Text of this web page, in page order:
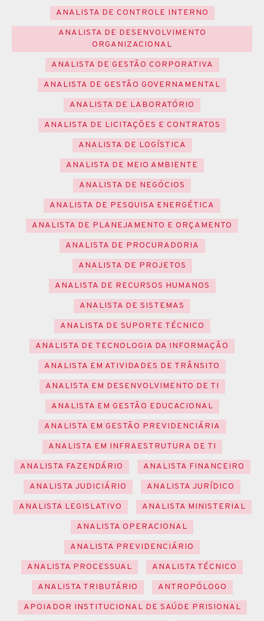
ANALISTA DE CONTROLE INTERNO
ANALISTA DE DESENVOLVIMENTO
ORGANIZACIONAL
ANALISTA DE GESTÃO CORPORATIVA
ANALISTA DE GESTÃO GOVERNAMENTAL
ANALISTA DE LABORATÓRIO
ANALISTA DE LICITAÇÕES E CONTRATOS
ANALISTA DE LOGÍSTICA
ANALISTA DE MEIO AMBIENTE
ANALISTA DE NEGÓCIOS
ANALISTA DE PESQUISA ENERGÉTICA
ANALISTA DE PLANEJAMENTO E ORÇAMENTO
ANALISTA DE PROCURADORIA
ANALISTA DE PROJETOS
ANALISTA DE RECURSOS HUMANOS
ANALISTA DE SISTEMAS
ANALISTA DE SUPORTE TÉCNICO
ANALISTA DE TECNOLOGIA DA INFORMAÇÃO
ANALISTA EM ATIVIDADES DE TRÂNSITO
ANALISTA EM DESENVOLVIMENTO DE TI
ANALISTA EM GESTÃO EDUCACIONAL
ANALISTA EM GESTÃO PREVIDENCIÁRIA
ANALISTA EM INFRAESTRUTURA DE TI
ANALISTA FAZENDÁRIO
ANALISTA FINANCEIRO
ANALISTA JUDICIÁRIO
ANALISTA JURÍDICO
ANALISTA LEGISLATIVO
ANALISTA MINISTERIAL
ANALISTA OPERACIONAL
ANALISTA PREVIDENCIÁRIO
ANALISTA PROCESSUAL
ANALISTA TÉCNICO
ANALISTA TRIBUTÁRIO
ANTROPÓLOGO
APOIADOR INSTITUCIONAL DE SAÚDE PRISIONAL